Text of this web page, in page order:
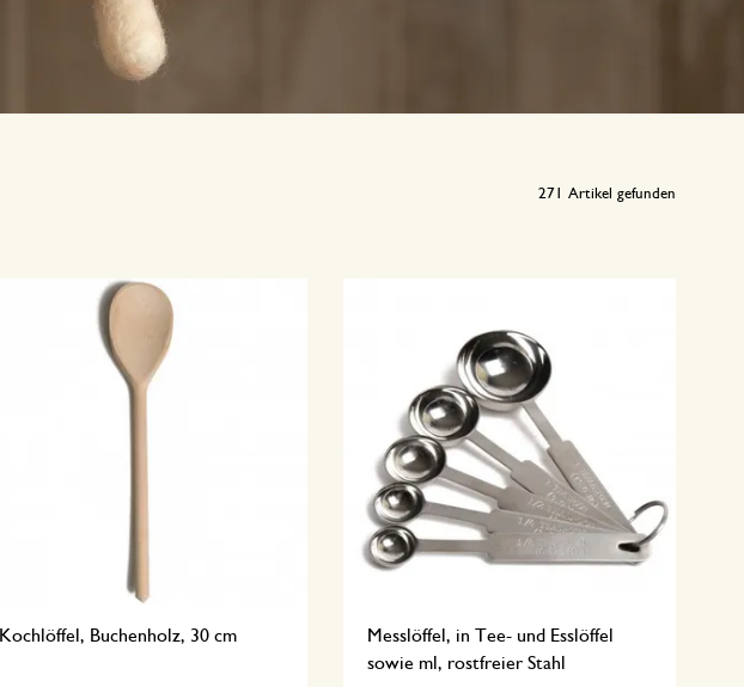
271 Artikel gefunden
Kochlöffel, Buchenholz, 30 cm
Messlöffel, in Tee- und Esslöffel
sowie ml, rostfreier Stahl